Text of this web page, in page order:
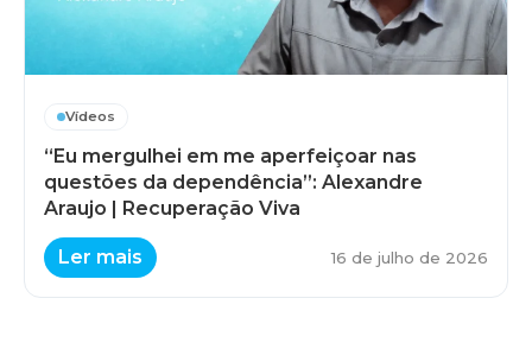
Vídeos
“Eu mergulhei em me aperfeiçoar nas
questões da dependência”: Alexandre
Araujo | Recuperação Viva
Ler mais 16 de julho de 2026